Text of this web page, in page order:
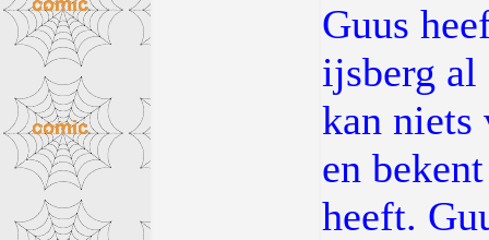
Guus
ijsberg al
kan niets
en
heeft.